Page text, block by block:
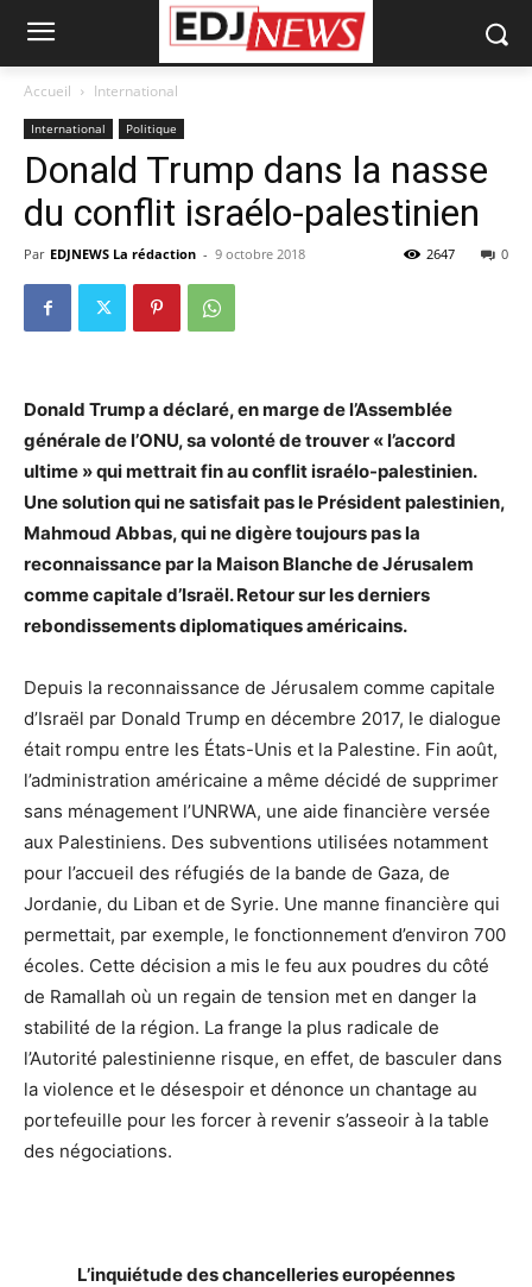
Accueil International
International Politique
Donald Trump dans la nasse
du conflit israélo-palestinien
Par EDJNEWS La rédaction - 9 octobre 2018 0
2647
Donald Trump a déclaré, en marge de l’Assemblée
générale de l’ONU, sa volonté de trouver « l’accord
ultime » qui mettrait fin au conflit israélo-palestinien.
Une solution qui ne satisfait pas le Président palestinien,
Mahmoud Abbas, qui ne digère toujours pas la
reconnaissance par la Maison Blanche de Jérusalem
comme capitale d’Israël. Retour sur les derniers
rebondissements diplomatiques américains.
Depuis la reconnaissance de Jérusalem comme capitale
d’Israël par Donald Trump en décembre 2017, le dialogue
était rompu entre les États-Unis et la Palestine. Fin août,
l’administration américaine a même décidé de supprimer
sans ménagement l’UNRWA, une aide financière versée
aux Palestiniens. Des subventions utilisées notamment
pour l’accueil des réfugiés de la bande de Gaza, de
Jordanie, du Liban et de Syrie. Une manne financière qui
permettait, par exemple, le fonctionnement d’environ 700
écoles. Cette décision a mis le feu aux poudres du côté
de Ramallah où un regain de tension met en danger la
stabilité de la région. La frange la plus radicale de
l’Autorité palestinienne risque, en effet, de basculer dans
la violence et le désespoir et dénonce un chantage au
portefeuille pour les forcer à revenir s’asseoir à la table
des négociations.
L’inquiétude des chancelleries européennes